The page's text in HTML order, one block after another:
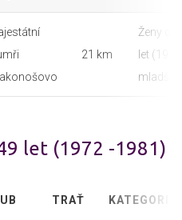
21 km
Ženy do
let
mladší)
let (1972 -1981)
TRAŤ KATEGORIE